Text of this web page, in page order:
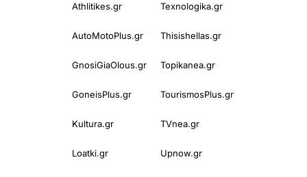
Athlitikes.gr Texnologika.gr
AutoMotoPlus.gr Thisishellas.gr
GnosiGiaOlous.gr Topikanea.gr
GoneisPlus.gr TourismosPlus.gr
Kultura.gr TVnea.gr
Loatki.gr Upnow.gr